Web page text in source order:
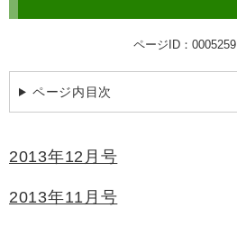
ページID：0005259
ページ内目次
2013年12月号
2013年11月号